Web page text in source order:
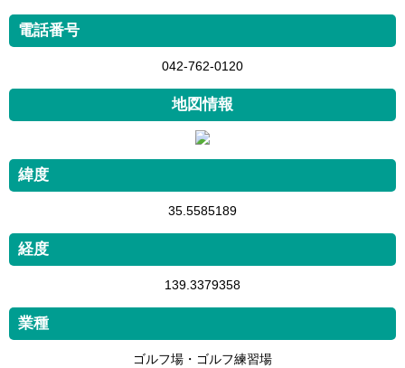
電話番号
042-762-0120
地図情報
緯度
35.5585189
経度
139.3379358
業種
ゴルフ場・ゴルフ練習場